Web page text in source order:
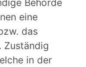
Behörde
eine
das
Zuständig
in der